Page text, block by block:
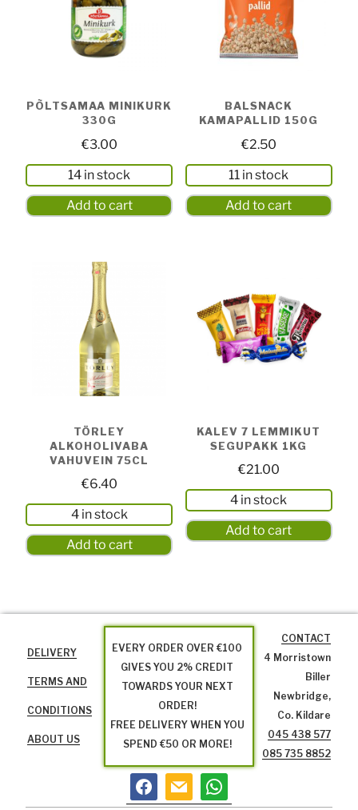
PÕLTSAMAA MINIKURK
330G
€3.00
14 in stock
Add to cart
BALSNACK
KAMAPALLID 150G
€2.50
11 in stock
Add to cart
TÖRLEY
ALKOHOLIVABA
VAHUVEIN 75CL
€6.40
4 in stock
Add to cart
KALEV 7 LEMMIKUT
SEGUPAKK 1KG
€21.00
4 in stock
Add to cart
DELIVERY
TERMS AND
CONDITIONS
ABOUT US
EVERY ORDER OVER €100
GIVES YOU 2% CREDIT
TOWARDS YOUR NEXT
ORDER!
FREE DELIVERY WHEN YOU
SPEND €50 OR MORE!
CONTACT
4 Morristown
Biller
Newbridge,
Co. Kildare
045 438 577
085 735 8852